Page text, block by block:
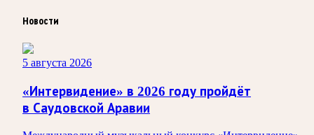
Новости
5 августа 2026
«Интервидение» в 2026 году пройдёт
в Саудовской Аравии